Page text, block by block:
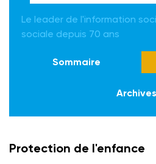
Le leader de l'information
sociale depuis 70 ans
Sommaire
Archives
Protection de l'enfance